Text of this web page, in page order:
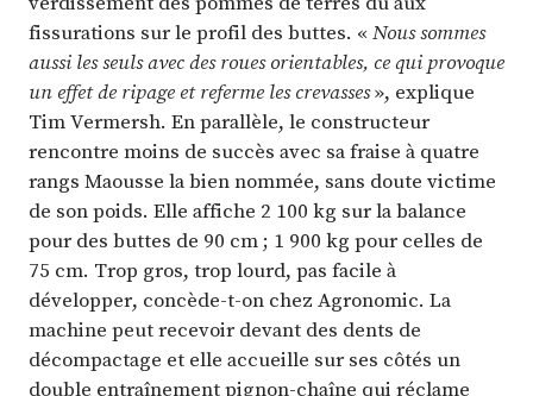
fissurations sur le profil des buttes. «Nous sommes
aussi les seuls avec des roues orientables, ce qui provoque
un effet de ripage et referme les crevasses», explique
Tim Vermersh. En parallèle, le constructeur
rencontre moins de succès avec sa fraise à quatre
rangs Maousse la bien nommée, sans doute victime
de son poids. Elle affiche 2 100 kg sur la balance
pour des buttes de 90 cm ; 1 900 kg pour celles de
75 cm. Trop gros, trop lourd, pas facile à
développer, concède-t-on chez Agronomic. La
machine peut recevoir devant des dents de
décompactage et elle accueille sur ses côtés un
double entraînement pignon-chaîne qui réclame